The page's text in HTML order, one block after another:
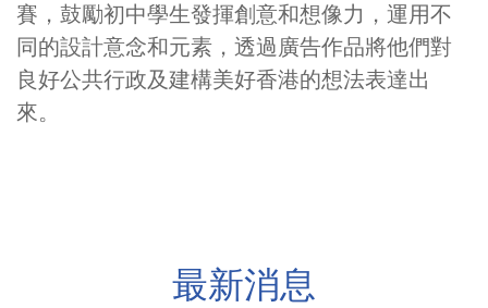
賽，鼓勵初中學生發揮創意和想像力，運用不
同的設計意念和元素，透過廣告作品將他們對
良好公共行政及建構美好香港的想法表達出
來。
最新消息